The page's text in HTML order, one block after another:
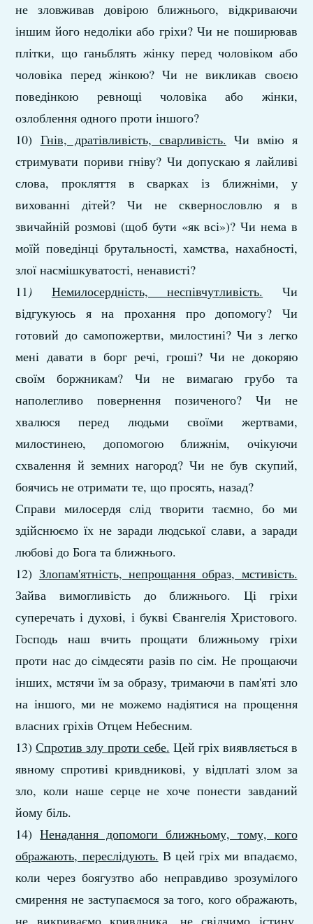
не зловживав довірою ближнього, відкриваючи
іншим його недоліки або гріхи? Чи не поширював
плітки, що ганьблять жінку перед чоловіком або
чоловіка перед жінкою? Чи не викликав своєю
поведінкою ревнощі чоловіка або жінки,
озлоблення одного проти іншого?
10) Гнів, дратівливість, сварливість. Чи вмію я
стримувати пориви гніву? Чи допускаю я лайливі
слова, прокляття в сварках із ближніми, у
вихованні дітей? Чи не сквернословлю я в
звичайній розмові (щоб бути «як всі»)? Чи нема в
моїй поведінці брутальності, хамства, нахабності,
злої насмішкуватості, ненависті?
11) Немилосердність, неспівчутливість. Чи
відгукуюсь я на прохання про допомогу? Чи
готовий до самопожертви, милостині? Чи з легко
мені давати в борг речі, гроші? Чи не докоряю
своїм боржникам? Чи не вимагаю грубо та
наполегливо повернення позиченого? Чи не
хвалюся перед людьми своїми жертвами,
милостинею, допомогою ближнім, очікуючи
схвалення й земних нагород? Чи не був скупий,
боячись не отримати те, що просять, назад?
Справи милосердя слід творити таємно, бо ми
здійснюємо їх не заради людської слави, а заради
любові до Бога та ближнього.
12) Злопам'ятність, непрощання образ, мстивість.
Зайва вимогливість до ближнього. Ці гріхи
суперечать і духові, і букві Євангелія Христового.
Господь наш вчить прощати ближньому гріхи
проти нас до сімдесяти разів по сім. Не прощаючи
інших, мстячи їм за образу, тримаючи в пам'яті зло
на іншого, ми не можемо надіятися на прощення
власних гріхів Отцем Небесним.
13)Спротив злу проти себе. Цей гріх виявляється в
явному спротиві кривдникові, у відплаті злом за
зло, коли наше серце не хоче понести завданий
йому біль.
14)Ненадання допомоги ближньому, тому, кого
ображають, переслідують. В цей гріх ми впадаємо,
коли через боягузтво або неправдиво зрозумілого
смирення не заступаємося за того, кого ображають,
не викриваємо кривдника, не свідчимо істину,